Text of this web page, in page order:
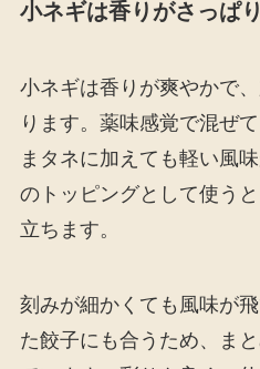
小ネギは香りがさっぱ
小ネギは香りが爽やかで
ります。薬味感覚で混ぜ
まタネに加えても軽い風
のトッピングとして使う
立ちます。
刻みが細かくても風味が
た餃子にも合うため、ま